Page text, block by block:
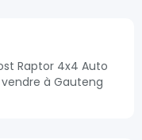
Raptor 4x4 Auto
vendre à Gauteng